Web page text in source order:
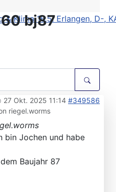
Klima 16.5. Erlangen, D-,
bj87
27 Okt. 2025 11:14 #349586
riegel.worms
bin Jochen und habe
Baujahr 87